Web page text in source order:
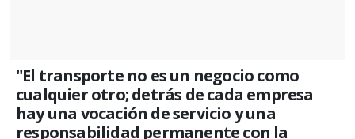
"El transporte no es un negocio como
cualquier otro; detrás de cada empresa
hay una vocación de servicio y una
responsabilidad permanente con la